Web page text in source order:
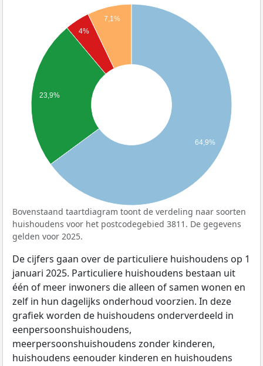
7,1%
4%
23,9%
64,9%
Bovenstaand taartdiagram toont de verdeling naar soorten
huishoudens voor het postcodegebied 3811. De gegevens
gelden voor 2025.
De cijfers gaan over de particuliere huishoudens op 1
januari 2025. Particuliere huishoudens bestaan uit
één of meer inwoners die alleen of samen wonen en
zelf in hun dagelijks onderhoud voorzien. In deze
grafiek worden de huishoudens onderverdeeld in
eenpersoonshuishoudens,
meerpersoonshuishoudens zonder kinderen,
huishoudens eenouder kinderen en huishoudens